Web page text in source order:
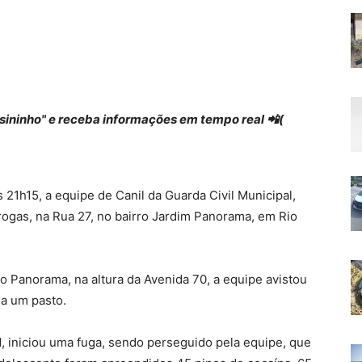
e receba informações em tempo real 📲(
a equipe de Canil da Guarda Civil Municipal,
na Rua 27, no bairro Jardim Panorama, em Rio
na altura da Avenida 70, a equipe avistou
um pasto.
iniciou uma fuga, sendo perseguido pela equipe, que